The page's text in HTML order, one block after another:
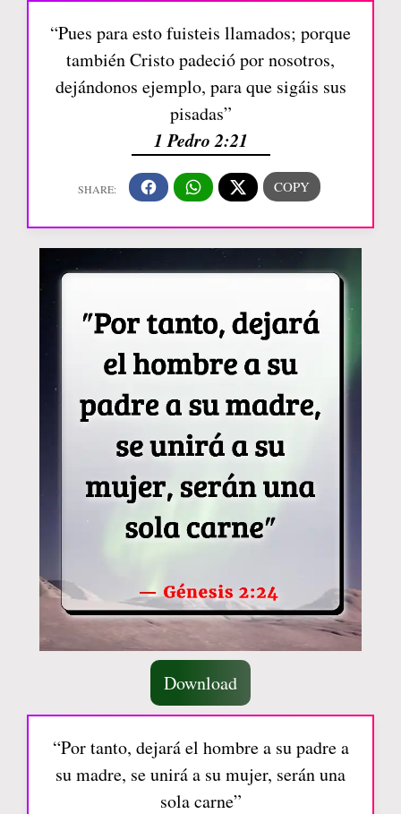
“Pues para esto fuisteis llamados; porque
también Cristo padeció por nosotros,
dejándonos ejemplo, para que sigáis sus
pisadas”
1 Pedro 2:21
Download
“Por tanto, dejará el hombre a su padre a
su madre, se unirá a su mujer, serán una
sola carne”